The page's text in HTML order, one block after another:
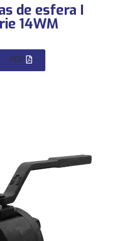
de esfera I
14WM
PDF